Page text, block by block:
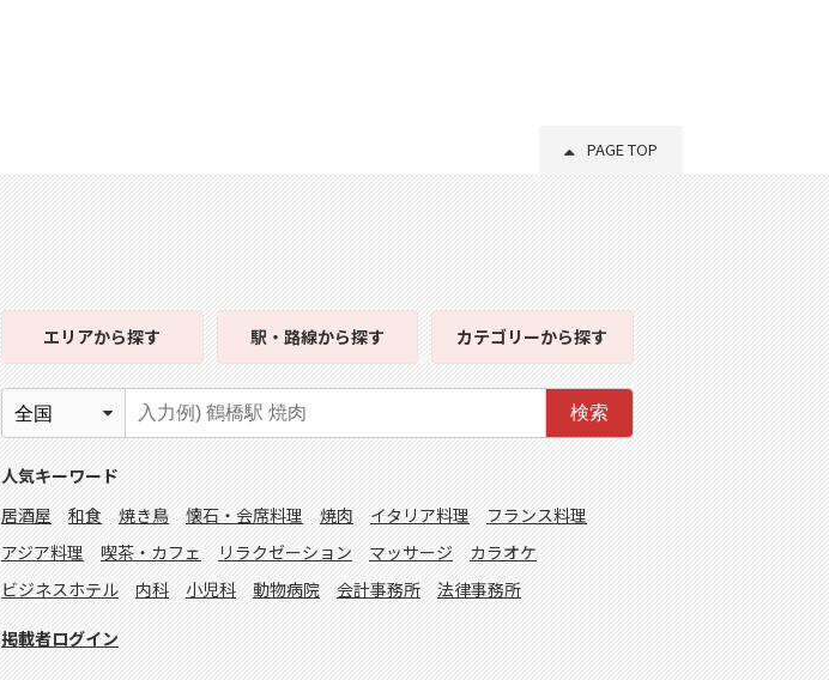
PAGE TOP
エリアから探す 駅・路線から探す カテゴリーから探す
検索
人気キーワード
居酒屋
和食 焼き鳥 懐石・会席料理 焼肉 イタリア料理
フランス料理
アジア料理
喫茶・カフェ リラクゼーション マッサージ
カラオケ
ビジネスホテル
内科 小児科 動物病院 会計事務所 法律事務所
掲載者ログイン